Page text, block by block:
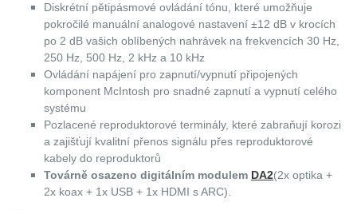
Diskrétní pětipásmové ovládání tónu, které umožňuje
pokročilé manuální analogové nastavení ±12 dB v krocích
po 2 dB vašich oblíbených nahrávek na frekvencích 30 Hz,
250 Hz, 500 Hz, 2 kHz a 10 kHz
Ovládání napájení pro zapnutí/vypnutí připojených
komponent McIntosh pro snadné zapnutí a vypnutí celého
systému
Pozlacené reproduktorové terminály, které zabraňují korozi
a zajišťují kvalitní přenos signálu přes reproduktorové
kabely do reproduktorů
Továrně osazeno digitálním modulem DA2(2x optika +
2x koax + 1x USB + 1x HDMI s ARC).